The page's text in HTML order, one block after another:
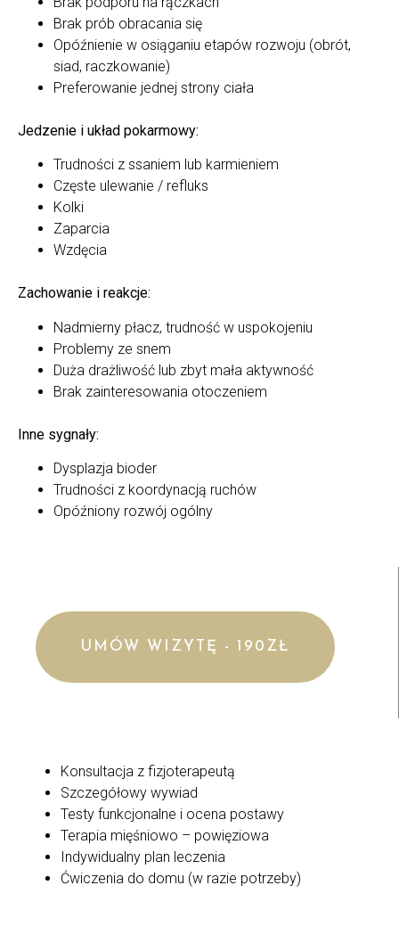
Brak prób obracania się
Opóźnienie w osiąganiu etapów rozwoju (obrót,
siad, raczkowanie)
Preferowanie jednej strony ciała
Jedzenie i układ pokarmowy:
Trudności z ssaniem lub karmieniem
Częste ulewanie / refluks
Kolki
Zaparcia
Wzdęcia
Zachowanie i reakcje:
Nadmierny płacz, trudność w uspokojeniu
Problemy ze snem
Duża drażliwość lub zbyt mała aktywność
Brak zainteresowania otoczeniem
Inne sygnały:
Dysplazja bioder
Trudności z koordynacją ruchów
Opóźniony rozwój ogólny
UMÓW WIZYTĘ - 190ZŁ
Konsultacja z fizjoterapeutą
Szczegółowy wywiad
Testy funkcjonalne i ocena postawy
Terapia mięśniowo – powięziowa
Indywidualny plan leczenia
Ćwiczenia do domu (w razie potrzeby)